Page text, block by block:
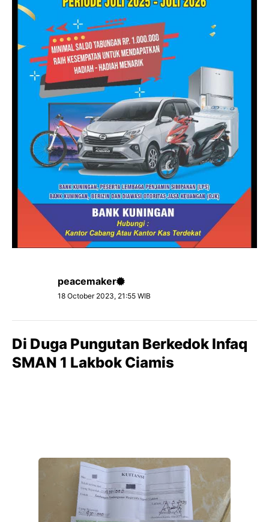
peacemaker
18 October 2023, 21:55 WIB
Di Duga Pungutan Berkedok Infaq
SMAN 1 Lakbok Ciamis